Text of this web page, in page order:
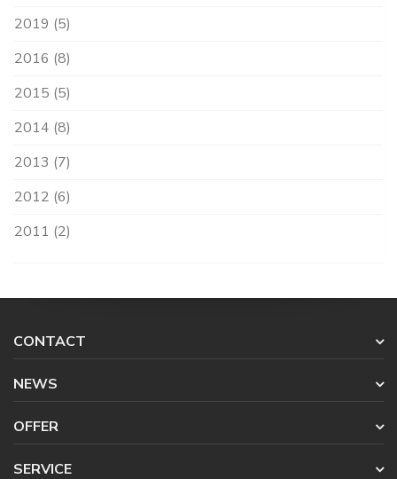
2019 (5)
2016 (8)
2015 (5)
2014 (8)
2013 (7)
2012 (6)
2011 (2)
CONTACT
NEWS
OFFER
SERVICE